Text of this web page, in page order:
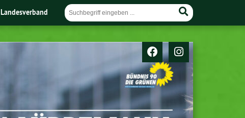
Landesverband